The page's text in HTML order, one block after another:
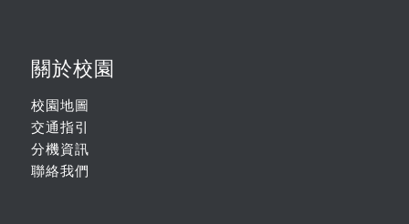
關於校園
校園地圖
交通指引
分機資訊
聯絡我們